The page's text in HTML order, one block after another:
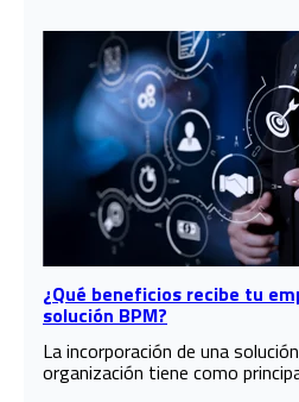
¿Qué beneficios recibe tu
solución BPM?
La incorporación de una
organización tiene como